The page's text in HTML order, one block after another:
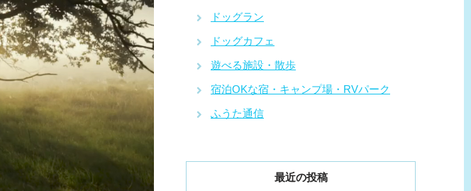
ドッグラン
ドッグカフェ
遊べる施設・散歩
宿泊OKな宿・キャンプ場・RVパーク
ふうた通信
最近の投稿